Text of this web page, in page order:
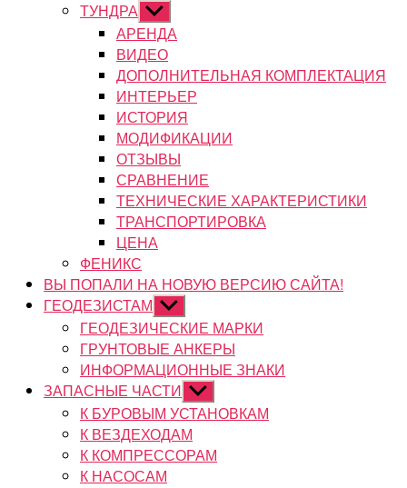
ТУНДРА Показывать
подменю
АРЕНДА
ВИДЕО
ДОПОЛНИТЕЛЬНАЯ КОМПЛЕКТАЦИЯ
ИНТЕРЬЕР
ИСТОРИЯ
МОДИФИКАЦИИ
ОТЗЫВЫ
СРАВНЕНИЕ
ТЕХНИЧЕСКИЕ ХАРАКТЕРИСТИКИ
ТРАНСПОРТИРОВКА
ЦЕНА
ФЕНИКС
ВЫ ПОПАЛИ НА НОВУЮ ВЕРСИЮ САЙТА!
ГЕОДЕЗИСТАМ Показывать
подменю
ГЕОДЕЗИЧЕСКИЕ МАРКИ
ГРУНТОВЫЕ АНКЕРЫ
ИНФОРМАЦИОННЫЕ ЗНАКИ
ЗАПАСНЫЕ ЧАСТИ Показывать
подменю
К БУРОВЫМ УСТАНОВКАМ
К ВЕЗДЕХОДАМ
К КОМПРЕССОРАМ
К НАСОСАМ